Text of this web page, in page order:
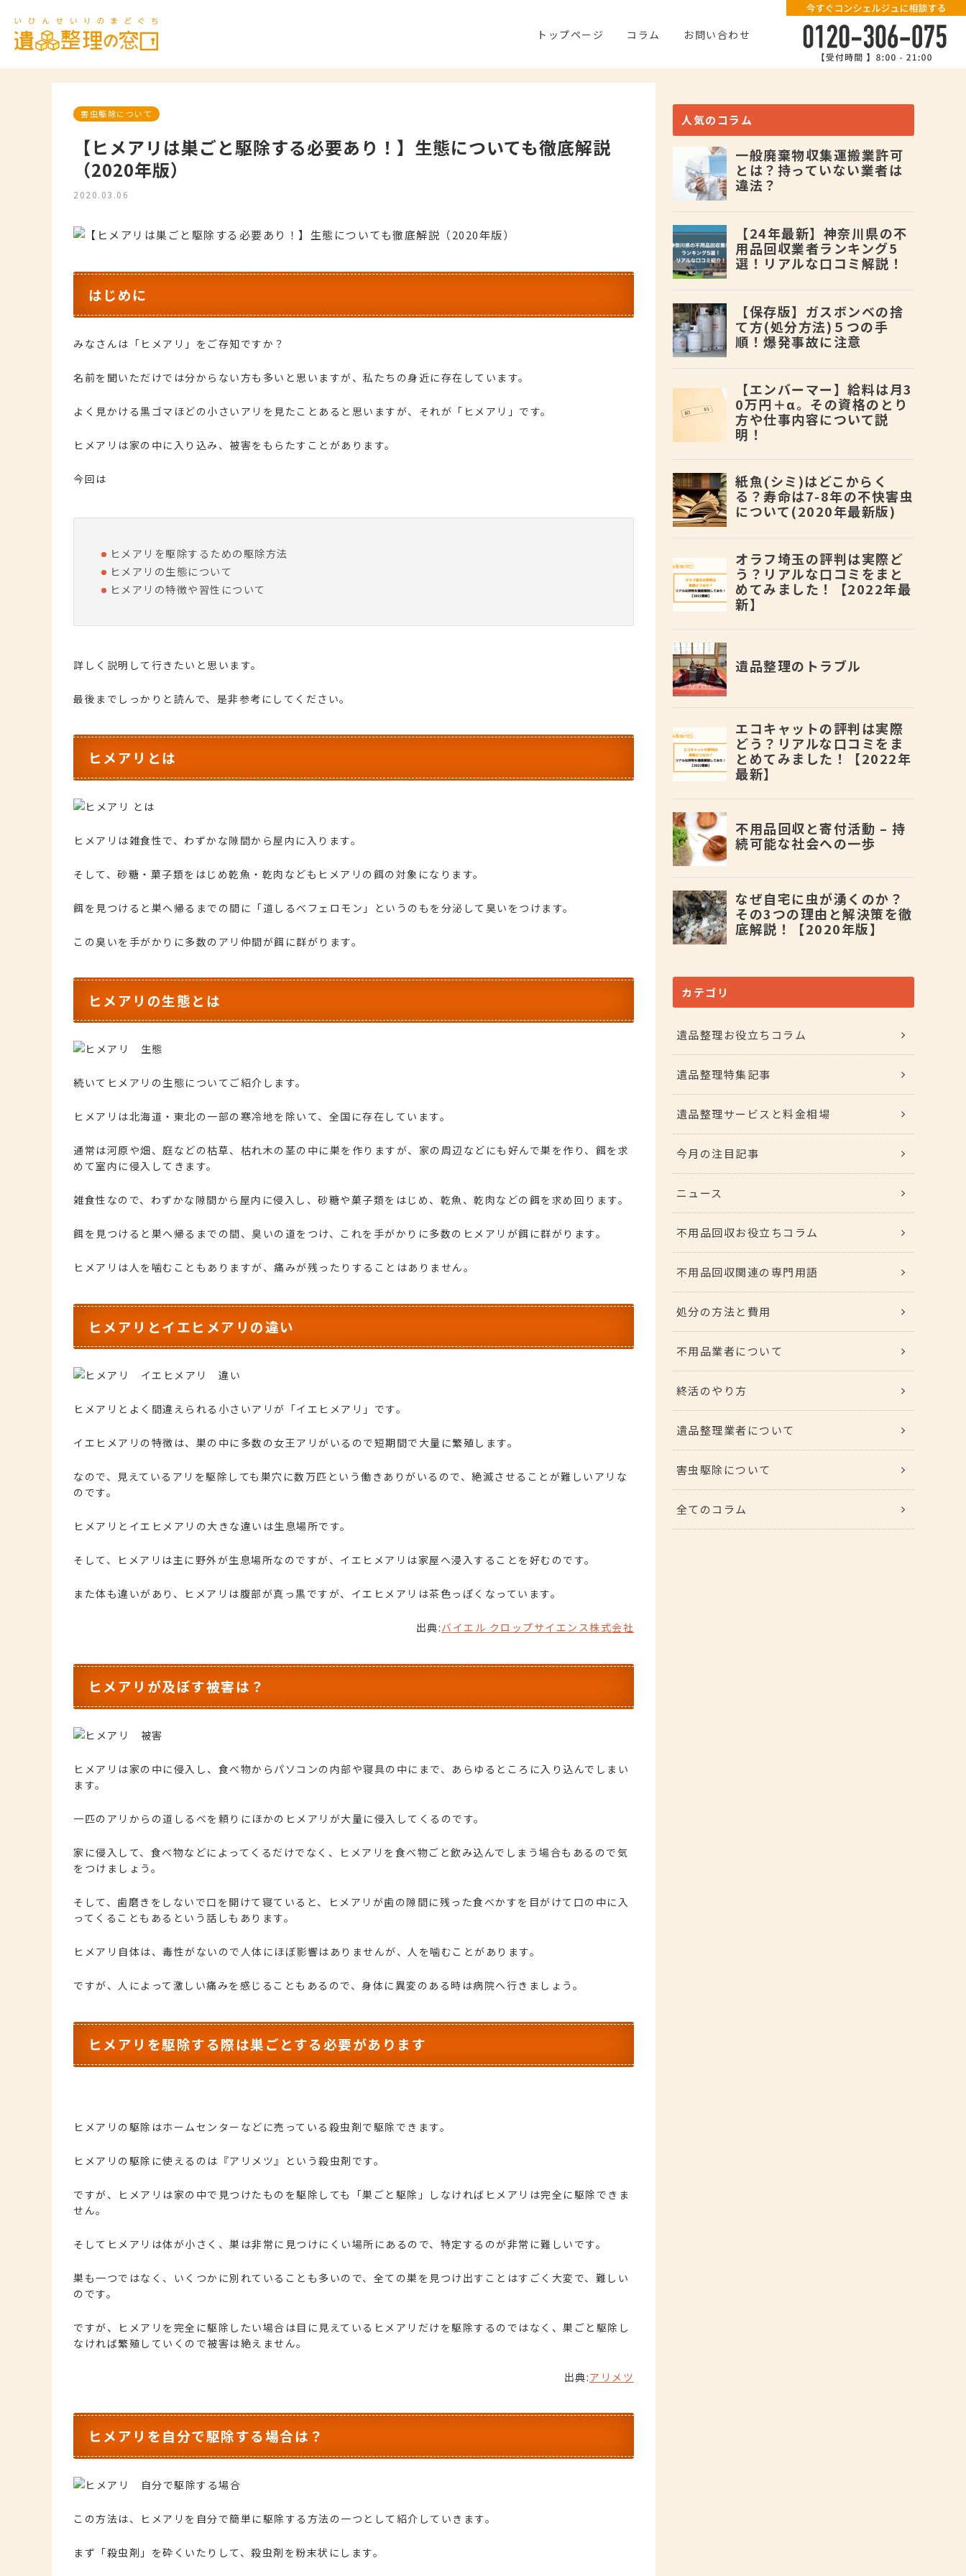
トップページ コラム お問い合わせ
害虫駆除について
【ヒメアリは巣ごと駆除する必要あり！】生態についても徹底解説
（2020年版）
2020.03.06
はじめに
みなさんは「ヒメアリ」をご存知ですか？
名前を聞いただけでは分からない方も多いと思いますが、私たちの身近に存在しています。
よく見かける黒ゴマほどの小さいアリを見たことあると思いますが、それが「ヒメアリ」です。
ヒメアリは家の中に入り込み、被害をもらたすことがあります。
今回は
ヒメアリを駆除するための駆除方法
ヒメアリの生態について
ヒメアリの特徴や習性 について
詳しく説明して行きたいと思います。
最後までしっかりと読んで、是非参考にしてください。
ヒメアリとは
ヒメアリは雑食性で、わずかな隙間から屋内に入ります。
そして、砂糖・菓子類をはじめ乾魚・乾肉などもヒメアリの餌の対象になります。
餌を見つけると巣へ帰るまでの間に「道しるべフェロモン」というのもを分泌して臭いをつけます。
この臭いを手がかりに多数のアリ仲間が餌に群がります。
ヒメアリの生態とは
続いてヒメアリの生態についてご紹介します。
ヒメアリは北海道・東北の一部の寒冷地を除いて、全国に存在しています。
通常は河原や畑、庭などの枯草、枯れ木の茎の中に巣を作りますが、家の周辺などにも好んで巣を作り、餌を求
めて室内に侵入してきます。
雑食性なので、わずかな隙間から屋内に侵入し、砂糖や菓子類をはじめ、乾魚、乾肉などの餌を求め回ります。
餌を見つけると巣へ帰るまでの間、臭いの道をつけ、これを手がかりに多数のヒメアリが餌に群がります。
ヒメアリは人を噛むこともありますが、痛みが残ったりすることはありません。
ヒメアリとイエヒメアリの違い
ヒメアリとよく間違えられる小さいアリが「イエヒメアリ」です。
イエヒメアリの特徴は、巣の中に多数の女王アリがいるので短期間で大量に繁殖します。
なので、見えているアリを駆除しても巣穴に数万匹という働きありがいるので、絶滅させることが難しいアリな
のです。
ヒメアリとイエヒメアリの大きな違いは生息場所です。
そして、ヒメアリは主に野外が生息場所なのですが、イエヒメアリは家屋へ浸入することを好むのです。
また体も違いがあり、ヒメアリは腹部が真っ黒ですが、イエヒメアリは茶色っぽくなっています。
出典:バイエル クロップサイエンス株式会社
ヒメアリが及ぼす被害は？
ヒメアリは家の中に侵入し、食べ物からパソコンの内部や寝具の中にまで、あらゆるところに入り込んでしまい
ます。
一匹のアリからの道しるべを頼りにほかのヒメアリが大量に侵入してくるのです。
家に侵入して、食べ物などによってくるだけでなく、ヒメアリを食べ物ごと飲み込んでしまう場合もあるので気
をつけましょう。
そして、歯磨きをしないで口を開けて寝ていると、ヒメアリが歯の隙間に残った食べかすを目がけて口の中に入
ってくることもあるという話しもあります。
ヒメアリ自体は、毒性がないので人体にほぼ影響はありませんが、人を噛むことがあります。
ですが、人によって激しい痛みを感じることもあるので、身体に異変のある時は病院へ行きましょう。
ヒメアリを駆除する際は巣ごとする必要があります
ヒメアリの駆除はホームセンターなどに売っている殺虫剤で駆除できます。
ヒメアリの駆除に使えるのは『アリメツ』という殺虫剤です。
ですが、ヒメアリは家の中で見つけたものを駆除しても「巣ごと駆除」しなければヒメアリは完全に駆除できま
せん。
そしてヒメアリは体が小さく、巣は非常に見つけにくい場所にあるので、特定するのが非常に難しいです。
巣も一つではなく、いくつかに別れていることも多いので、全ての巣を見つけ出すことはすごく大変で、難しい
のです。
ですが、ヒメアリを完全に駆除したい場合は目に見えているヒメアリだけを駆除するのではなく、巣ごと駆除し
なければ繁殖していくので被害は絶えません。
出典:アリメツ
ヒメアリを自分で駆除する場合は？
この方法は、ヒメアリを自分で簡単に駆除する方法の一つとして紹介していきます。
まず「殺虫剤」を砕くいたりして、殺虫剤を粉末状にします。
人気のコラム
カテゴリ
遺品整理お役立ちコラム
遺品整理特集記事
遺品整理サービスと料金相場
今月の注目記事
ニュース
不用品回収お役立ちコラム
不用品回収関連の専門用語
処分の方法と費用
不用品業者について
終活のやり方
遺品整理業者について
害虫駆除について
全てのコラム